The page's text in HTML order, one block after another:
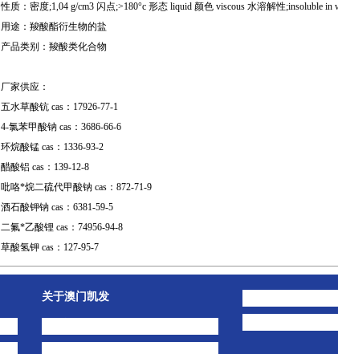
性质：密度;1,04 g/cm3 闪点;>180°c 形态 liquid 颜色 viscous 水溶解性;insoluble in
用途：羧酸酯衍生物的盐
产品类别：羧酸类化合物
厂家供应：
五水草酸钪 cas：17926-77-1
4-氯苯甲酸钠 cas：3686-66-6
环烷酸锰 cas：1336-93-2
醋酸铝 cas：139-12-8
吡咯*烷二硫代甲酸钠 cas：872-71-9
酒石酸钾钠 cas：6381-59-5
二氟*乙酸锂 cas：74956-94-8
草酸氢钾 cas：127-95-7
关于澳门凯发